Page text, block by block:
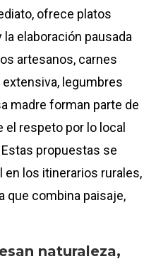
ofrece platos
elaboración pausada
artesanos, carnes
legumbres
madre forman parte de
el respeto por lo local
propuestas se
en los itinerarios rurales,
que combina paisaje,
naturaleza,